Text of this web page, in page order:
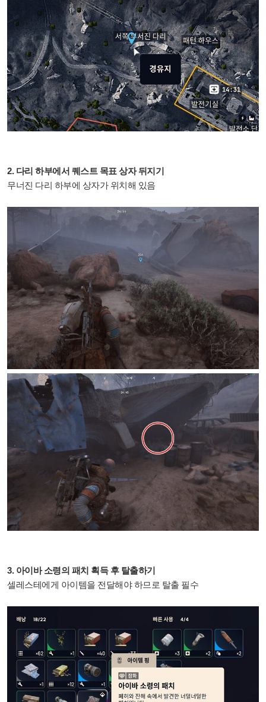
2. 다리 하부에서 퀘스트 목표 상자 뒤지기
무너진 다리 하부에 상자가 위치해 있음
3. 아이바 소령의 패치 획득 후 탈출하기
셀레스테에게 아이템을 전달해야 하므로 탈출 필수